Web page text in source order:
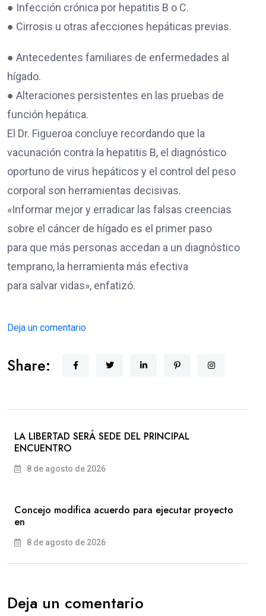
● Infección crónica por hepatitis B o C.
● Cirrosis u otras afecciones hepáticas previas.
● Antecedentes familiares de enfermedades al
hígado.
● Alteraciones persistentes en las pruebas de
función hepática.
El Dr. Figueroa concluye recordando que la
vacunación contra la hepatitis B, el diagnóstico
oportuno de virus hepáticos y el control del peso
corporal son herramientas decisivas.
«Informar mejor y erradicar las falsas creencias
sobre el cáncer de hígado es el primer paso
para que más personas accedan a un diagnóstico
temprano, la herramienta más efectiva
para salvar vidas», enfatizó.
Deja un comentario
Share:
LA LIBERTAD SERÁ SEDE DEL PRINCIPAL
ENCUENTRO
8 de agosto de 2026
Concejo modifica acuerdo para ejecutar proyecto
en
8 de agosto de 2026
Deja un comentario